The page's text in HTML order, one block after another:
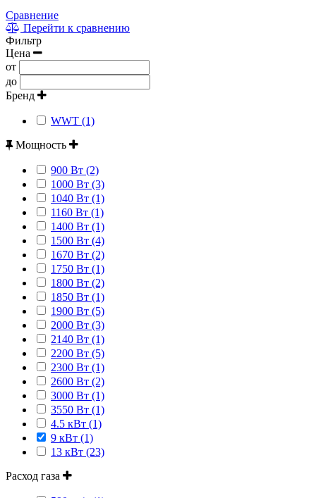
Сравнение
Перейти к сравнению
Фильтр
Цена
от
до
Бренд
WWT (1)
Мощность
900 Вт (2)
1000 Вт (3)
1040 Вт (1)
1160 Вт (1)
1400 Вт (1)
1500 Вт (4)
1670 Вт (2)
1750 Вт (1)
1800 Вт (2)
1850 Вт (1)
1900 Вт (5)
2000 Вт (3)
2140 Вт (1)
2200 Вт (5)
2300 Вт (1)
2600 Вт (2)
3000 Вт (1)
3550 Вт (1)
4.5 кВт (1)
9 кВт (1)
13 кВт (23)
Расход газа